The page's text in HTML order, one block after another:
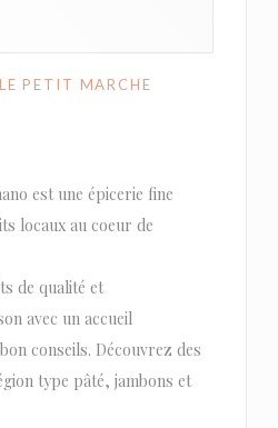
PETIT MARCHE
est une épicerie fine
locaux au coeur de
de qualité et
avec un accueil
conseils. Découvrez des
type pâté, jambons et